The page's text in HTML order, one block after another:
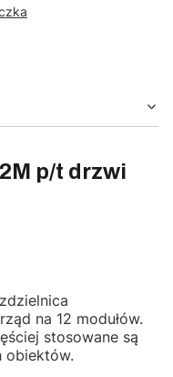
p/t drzwi
na 12 modułów.
stosowane są
obiektów.